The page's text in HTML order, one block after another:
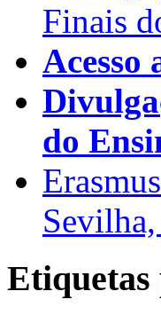
Finais
Acesso
do
Etiquetas